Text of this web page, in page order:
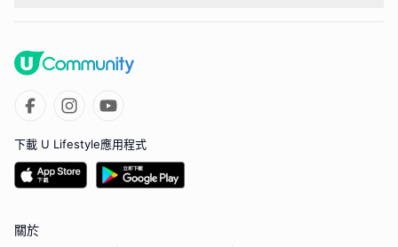
下載 U Lifestyle應用程式
關於